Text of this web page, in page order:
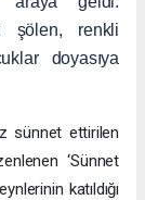
şölen, renkli
doyasıya
sünnet ettirilen
‘Sünnet
katıldığı